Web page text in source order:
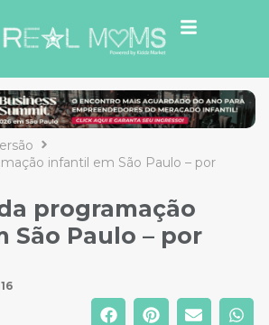
infantil em São Paulo – por
programação
São Paulo – por